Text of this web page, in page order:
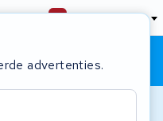
Nederland
Inloggen
advertenties.